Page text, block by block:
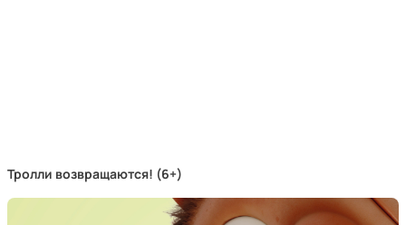
Тролли возвращаются! (6+)